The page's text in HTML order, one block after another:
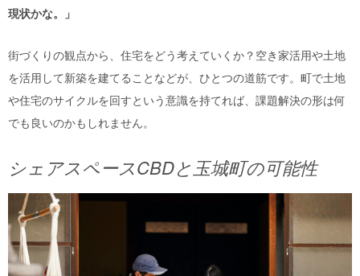
現状かな。」
街づくりの観点から、住宅をどう考えていくか？空き家活用や土地
を活用して新築を建てることなどが、ひとつの道筋です。町で土地
や住宅のサイクルを回すという意識を持てれば、課題解決の形は何
でも良いのかもしれません。
シェアスペースCBDと玉城町の可能性